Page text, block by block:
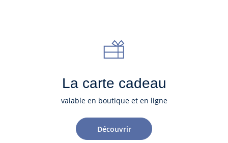
La carte cadeau
valable en boutique et en ligne
Découvrir